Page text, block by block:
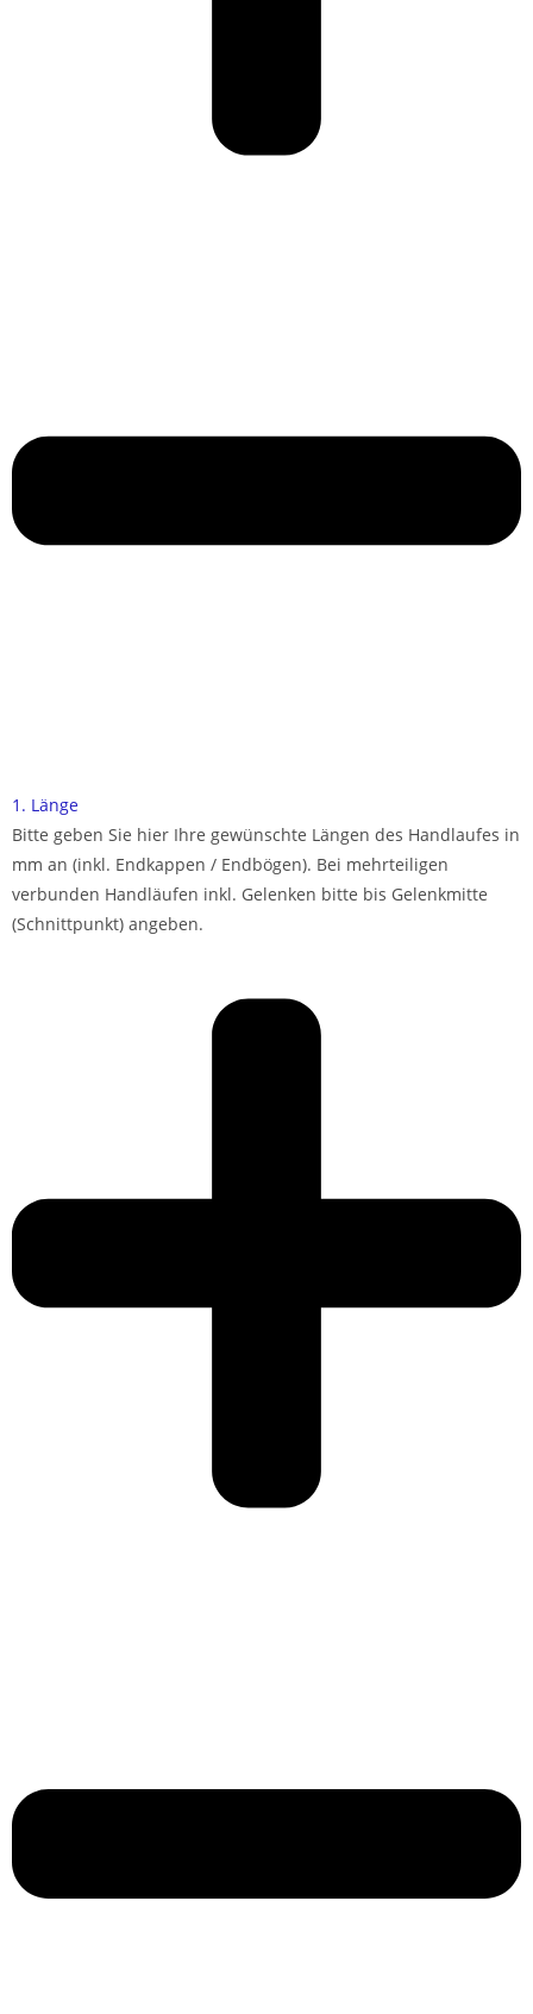
1. Länge
Bitte geben Sie hier Ihre gewünschte Längen des Handlaufes in
mm an (inkl. Endkappen / Endbögen). Bei mehrteiligen
verbunden Handläufen inkl. Gelenken bitte bis Gelenkmitte
(Schnittpunkt) angeben.